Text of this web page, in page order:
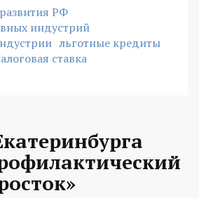
РФ
индустрий
льготные кредиты
ставка